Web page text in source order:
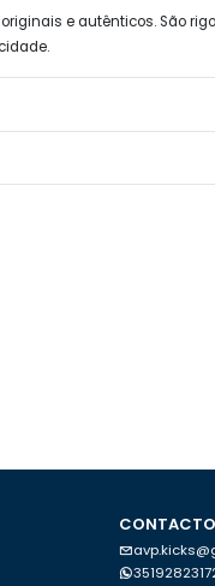
afastada do buraco,
e autênticos. São